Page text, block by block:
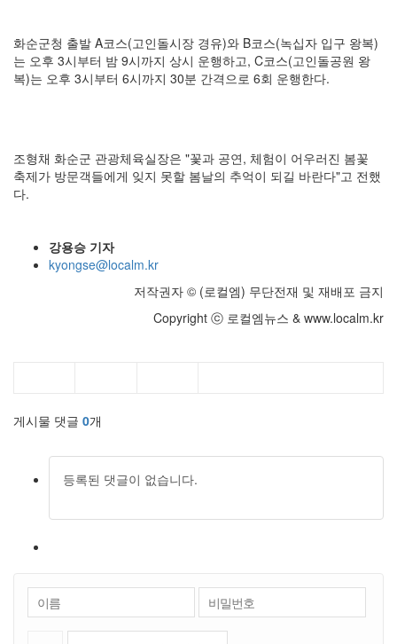
화순군청 출발 A코스(고인돌시장 경유)와 B코스(녹십자 입구 왕복)
는 오후 3시부터 밤 9시까지 상시 운행하고, C코스(고인돌공원 왕
복)는 오후 3시부터 6시까지 30분 간격으로 6회 운행한다.
조형채 화순군 관광체육실장은 "꽃과 공연, 체험이 어우러진 봄꽃
축제가 방문객들에게 잊지 못할 봄날의 추억이 되길 바란다"고 전했
다.
강용승 기자
kyongse@localm.kr
저작권자 © (로컬엠) 무단전재 및 재배포 금지
Copyright ⓒ 로컬엠뉴스 & www.localm.kr
게시물 댓글 0개
등록된 댓글이 없습니다.